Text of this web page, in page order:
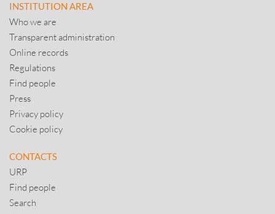
INSTITUTION AREA
Who we are
Transparent administration
Online records
Regulations
Find people
Press
Privacy policy
Cookie policy
CONTACTS
URP
Find people
Search